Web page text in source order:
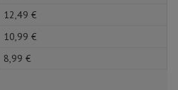
12,49 €
10,99 €
8,99 €